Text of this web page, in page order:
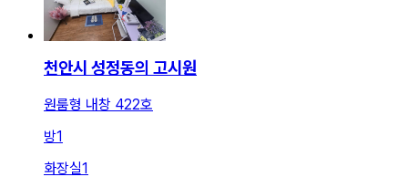
천안시 성정동의 고시원
원룸형 내창 422호
방1
화장실1